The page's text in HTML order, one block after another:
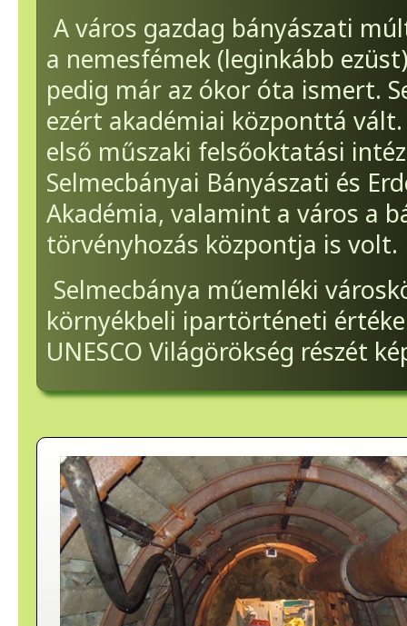
A város gazdag bányászati
a nemesfémek (leginkább
pedig már az ókor óta ismert.
ezért akadémiai központtá
első műszaki felsőoktatási
Selmecbányai Bányászati és
Akadémia, valamint a város a
törvényhozás központja is volt.
Selmecbánya műemléki
környékbeli ipartörténeti
UNESCO Világörökség részét